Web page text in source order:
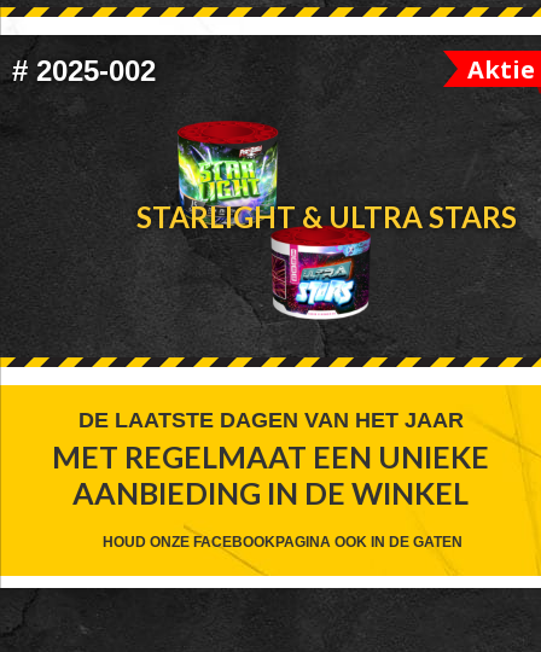
# 2025-002 Aktie
STARLIGHT & ULTRA STARS
FOOTER
WIDGET
HEADER
DE LAATSTE DAGEN VAN HET JAAR
MET REGELMAAT EEN UNIEKE
AANBIEDING IN DE WINKEL
HOUD ONZE FACEBOOKPAGINA OOK IN DE GATEN